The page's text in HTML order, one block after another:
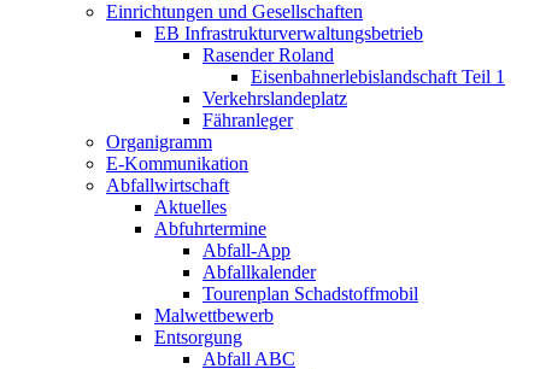
Einrichtungen und Gesellschaften
EB Infrastruktur­verwaltungsbetrieb
Rasender Roland
Eisenbahnerlebis­landschaft Teil 1
Verkehrslandeplatz
Fähranleger
Organigramm
E-Kommunikation
Abfallwirtschaft
Aktuelles
Abfuhrtermine
Abfall-App
Abfallkalender
Tourenplan Schadstoffmobil
Malwettbewerb
Entsorgung
Abfall ABC